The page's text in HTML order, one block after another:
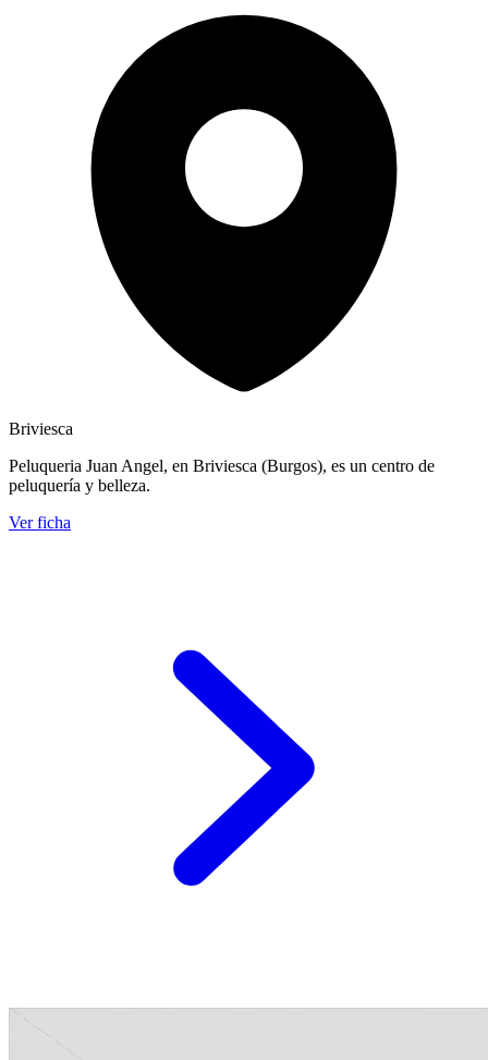
Briviesca
Peluqueria Juan Angel, en Briviesca (Burgos), es un centro de
peluquería y belleza.
Ver ficha